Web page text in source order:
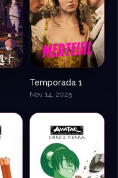
Temporada 1
Nov. 14, 2025